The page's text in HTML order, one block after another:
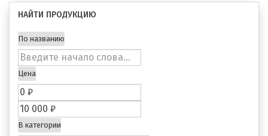
НАЙТИ ПРОДУКЦИЮ
По названию
Цена
В категории